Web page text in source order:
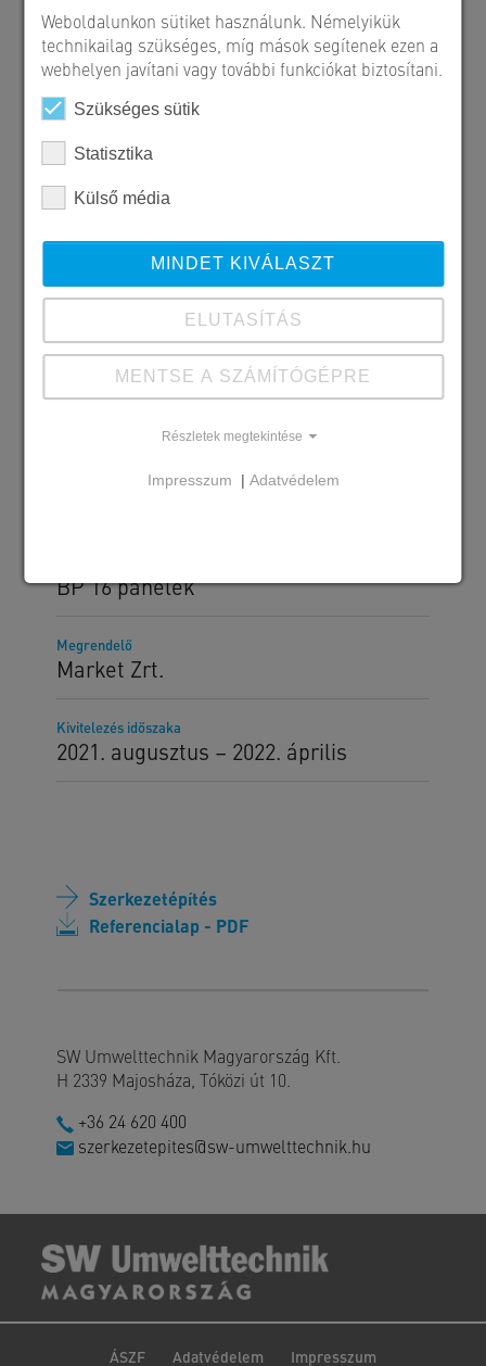
Szállított SW termékek
BP 16 panelek
Megrendelő
Market Zrt.
Kivitelezés időszaka
2021. augusztus – 2022. április
Szerkezetépítés
Referencialap - PDF
SW Umwelttechnik Magyarország Kft.
H 2339 Majosháza, Tóközi út 10.
+36 24 620 400
szerkezetepites@sw-umwelttechnik.hu
ÁSZF Adatvédelem Impresszum
Weboldalunkon sütiket használunk. Némelyikük
technikailag szükséges, míg mások segítenek ezen a
webhelyen javítani vagy további funkciókat biztosítani.
Szükséges sütik
Statisztika
Külső média
MINDET KIVÁLASZT
ELUTASÍTÁS
MENTSE A SZÁMÍTÓGÉPRE
Részletek megtekintése
Impresszum | Adatvédelem